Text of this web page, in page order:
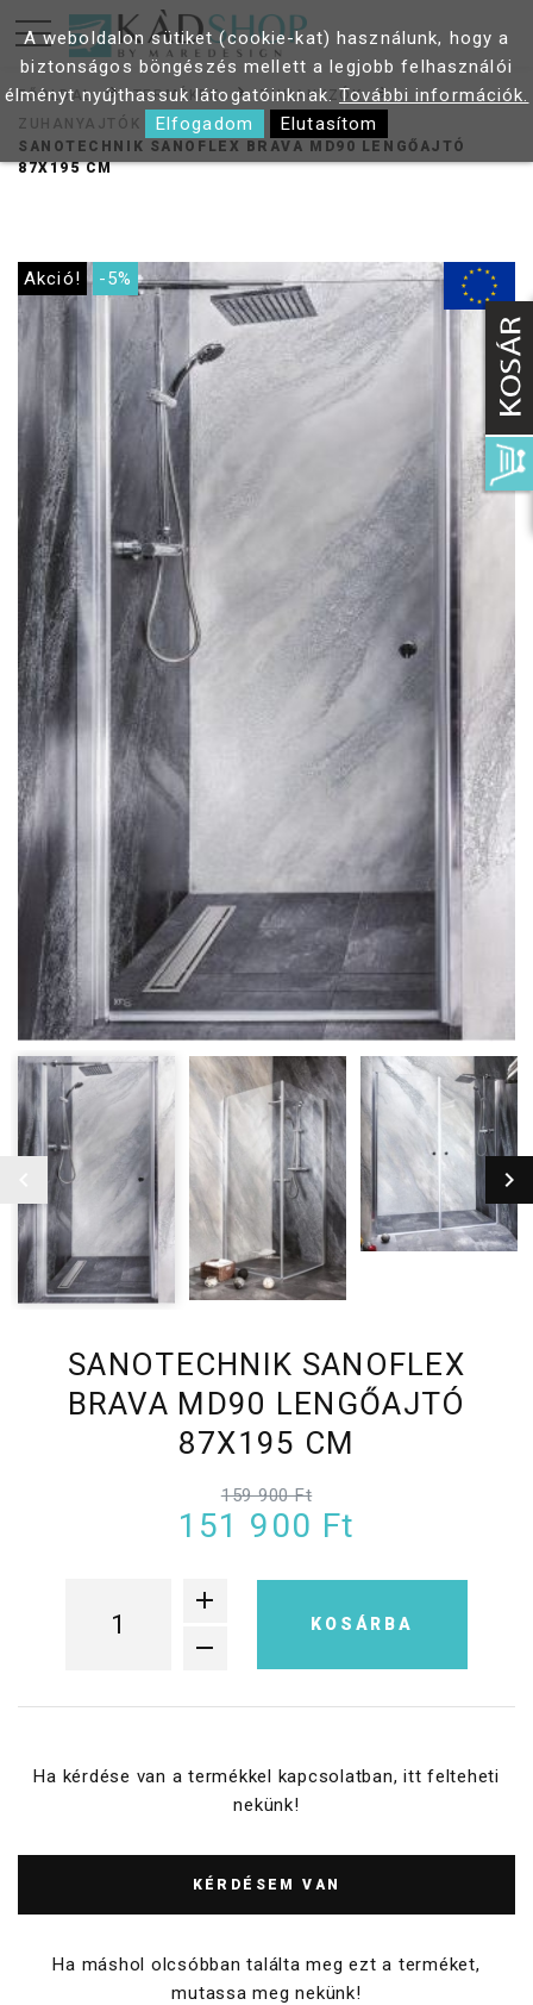
FŐOLDAL TERMÉKEK
ZUHANYZÓK
ZUHANYAJTÓK
SANOTECHNIK SANOFLEX BRAVA MD90 LENGŐAJTÓ
87X195 CM
Akció! -5%
SANOTECHNIK SANOFLEX
BRAVA MD90 LENGŐAJTÓ
87X195 CM
159 900 Ft
151 900 Ft
KOSÁRBA
Ha kérdése van a termékkel kapcsolatban, itt felteheti
nekünk!
KÉRDÉSEM VAN
Ha máshol olcsóbban találta meg ezt a terméket,
mutassa meg nekünk!
A weboldalon sütiket (cookie-kat) használunk, hogy a
biztonságos böngészés mellett a legjobb felhasználói
élményt nyújthassuk látogatóinknak.További információk.
Elfogadom
Elutasítom